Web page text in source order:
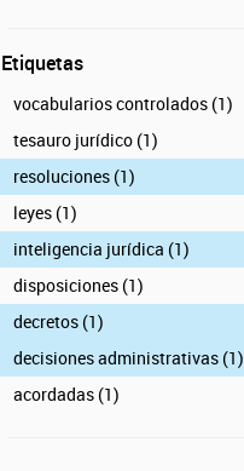
Etiquetas
vocabularios controlados (1)
tesauro jurídico (1)
resoluciones (1)
leyes (1)
inteligencia jurídica (1)
disposiciones (1)
decretos (1)
decisiones administrativas (1)
acordadas (1)